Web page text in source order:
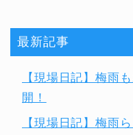
最新記事
【現場日記】梅雨
開！
【現場日記】梅雨